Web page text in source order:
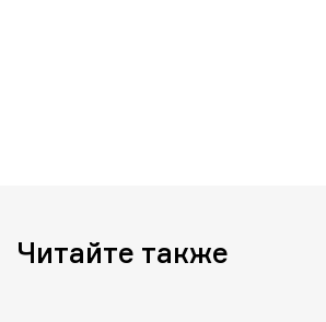
Читайте также